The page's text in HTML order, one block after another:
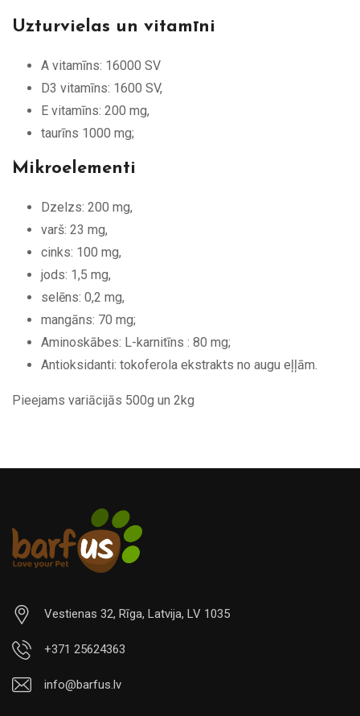
Uzturvielas un vitamīni
A vitamīns: 16000 SV
D3 vitamīns: 1600 SV,
E vitamīns: 200 mg,
taurīns 1000 mg;
Mikroelementi
Dzelzs: 200 mg,
varš: 23 mg,
cinks: 100 mg,
jods: 1,5 mg,
selēns: 0,2 mg,
mangāns: 70 mg;
Aminoskābes: L-karnitīns : 80 mg;
Antioksidanti: tokoferola ekstrakts no augu eļļām.
Pieejams variācijās 500g un 2kg
Vestienas 32, Rīga, Latvija, LV 1035
+371 25624363
info@barfus.lv